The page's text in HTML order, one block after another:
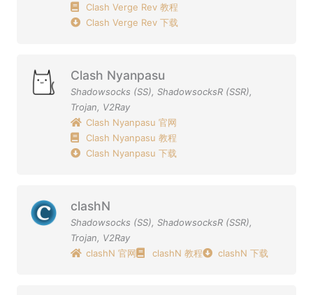
Clash Verge Rev 教程
Clash Verge Rev 下载
Clash Nyanpasu
Shadowsocks (SS), ShadowsocksR (SSR),
Trojan, V2Ray
Clash Nyanpasu 官网
Clash Nyanpasu 教程
Clash Nyanpasu 下载
clashN
Shadowsocks (SS), ShadowsocksR (SSR),
Trojan, V2Ray
clashN 官网
clashN 教程 clashN 下载